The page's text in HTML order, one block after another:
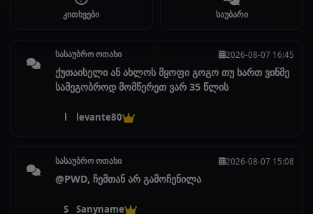
კითხვები საუბარი
სასაუბრო ოთახი 2026-08-07 16:45
ქუთაისელი ან ახლოს მყოფი გოგო თუ ხართ ვინმე
სამეგობროდ მომწერეთ ვარ 35 წლის
l levante80
სასაუბრო ოთახი 2026-08-07 15:08
@PWD, ჩემთან არ გამოჩენილა
S Sanyname